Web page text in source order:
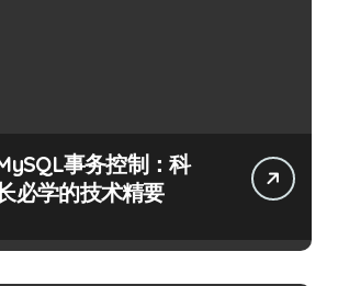
事务控制：科
必学的技术精要